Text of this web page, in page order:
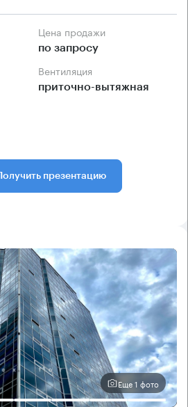
Цена продажи
по запросу
Вентиляция
приточно-вытяжная
Получить презентацию
Еще 1 фото